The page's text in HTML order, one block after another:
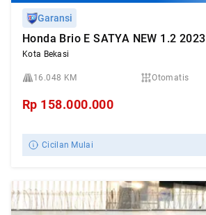
Garansi
Honda Brio E SATYA NEW 1.2 2023
Kota Bekasi
16.048 KM Otomatis
Rp 158.000.000
Cicilan Mulai